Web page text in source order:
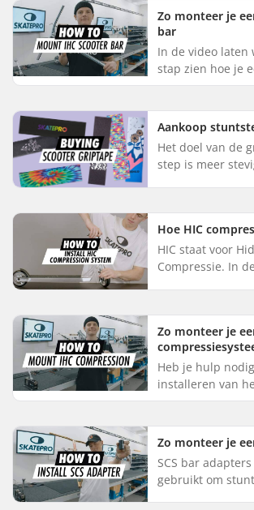
hebben. Er zijn
Zo monteer je
bar
In de video laten
stap zien hoe je
stuntstep bar
inbussleutel.
Aankoop
Het doel van de
step is meer
soort grote stick...
Hoe HIC
HIC staat voor
Compressie. In
manier
Zo monteer je
Heb je hulp
installeren van
we je stap voor
een IHC-
Zo monteer je
SCS bar
gebruikt om